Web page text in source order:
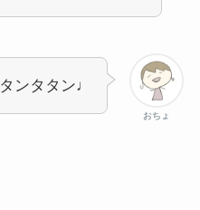
おちょ
タンタタン♩